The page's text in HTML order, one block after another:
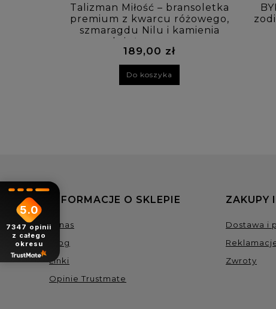
Talizman Miłość – bransoletka
premium z kwarcu różowego,
szmaragdu Nilu i kamienia
księżycowego
189,00 zł
Do koszyka
INFORMACJE O SKLEPIE
O nas
Blog
Linki
Opinie Trustmate
ZAKUPY
Dostawa i
Zwroty
5.0
7347 opinii
z całego
okresu